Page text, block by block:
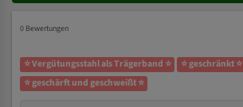
0 Bewertungen
⭐ Vergütungsstahl als Trägerband ⭐
⭐ geschränkt ⭐
⭐ geschärft und geschweißt ⭐